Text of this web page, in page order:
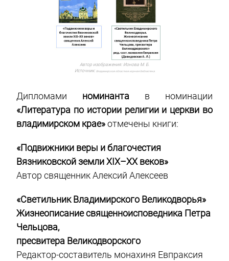
Автор изображения: Ионова М. Б.
Источник: Владимирская областная научная библиотека
Дипломами номинанта в номинации
«Литература по истории религии и церкви во
владимирском крае»отмечены книги:
«Подвижники веры и благочестия
Вязниковской земли ХIX–XX веков»
Автор священник Алексий Алексеев
«Светильник Владимирского Великодворья»
Жизнеописание священноисповедника Петра
Чельцова,
пресвитера Великодворского
Редактор-составитель монахиня Евпраксия